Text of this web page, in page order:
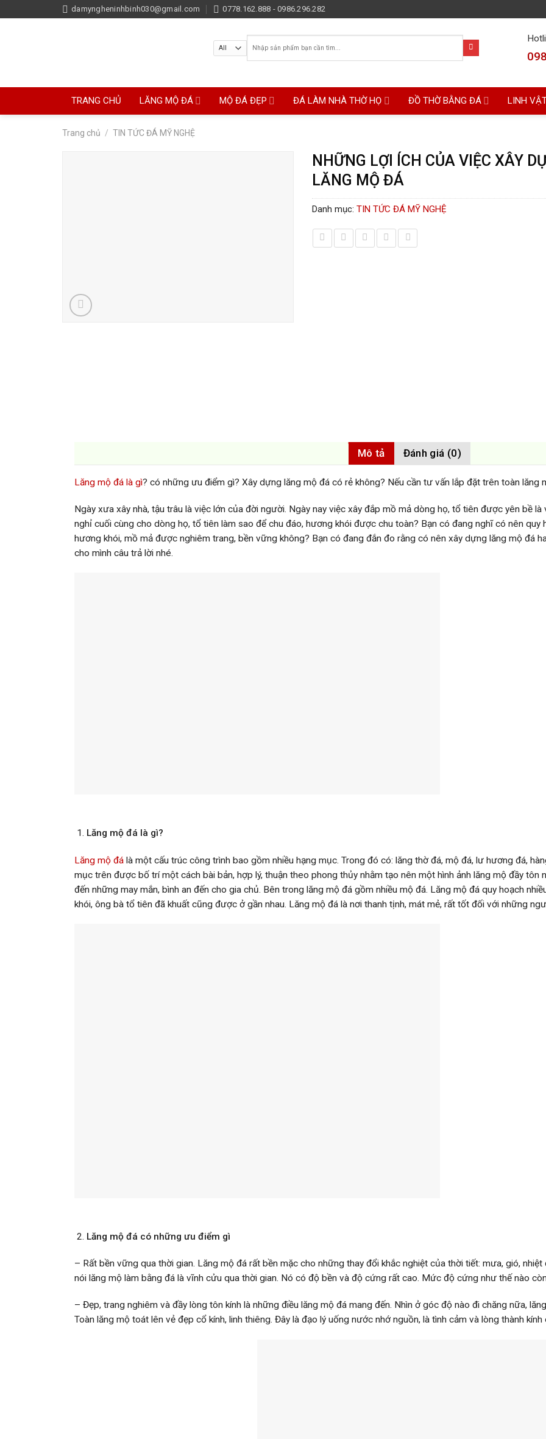
to
damyngheninhbinh030@gmail.com 0778.162.888 - 0986.296.282
Tìm
kiếm:
TRANG CHỦ LĂNG MỘ ĐÁ MỘ ĐÁ ĐẸP ĐÁ LÀM NHÀ THỜ HỌ ĐỒ THỜ BẰNG ĐÁ LINH
Trang chủ / TIN TỨC ĐÁ MỸ NGHỆ
NHỮNG LỢI ÍCH CỦA VIỆC XÂY
LĂNG MỘ ĐÁ
Danh mục: TIN TỨC ĐÁ MỸ NGHỆ
Mô tả Đánh giá (0)
Lăng mộ đá là gì? có những ưu điểm gì? Xây dựng lăng mộ đá có rẻ không? Nếu cần tư vấn lắp đặt trên toàn lăng
Ngày xưa xây nhà, tậu trâu là việc lớn của đời người. Ngày nay việc xây đắp mồ mả dòng họ, tổ tiên được yên bề
nghỉ cuối cùng cho dòng họ, tổ tiên làm sao để chu đáo, hương khói được chu toàn? Bạn có đang nghĩ có nên quy
hương khói, mồ mả được nghiêm trang, bền vững không? Bạn có đang đắn đo rằng có nên xây dựng lăng mộ đá
cho mình câu trả lời nhé.
Lăng mộ đá là gì?
Lăng mộ đá là một cấu trúc công trình bao gồm nhiều hạng mục. Trong đó có: lăng thờ đá, mộ đá, lư hương đá,
mục trên được bố trí một cách bài bản, hợp lý, thuận theo phong thủy nhằm tạo nên một hình ảnh lăng mộ đầy tôn
đến những may mắn, bình an đến cho gia chủ. Bên trong lăng mộ đá gồm nhiều mộ đá. Lăng mộ đá quy hoạch
khói, ông bà tổ tiên đã khuất cũng được ở gần nhau. Lăng mộ đá là nơi thanh tịnh, mát mẻ, rất tốt đối với những
Lăng mộ đá có những ưu điểm gì
– Rất bền vững qua thời gian. Lăng mộ đá rất bền mặc cho những thay đổi khắc nghiệt của thời tiết: mưa, gió,
nói lăng mộ làm bằng đá là vĩnh cửu qua thời gian. Nó có độ bền và độ cứng rất cao. Mức độ cứng như thế nào
– Đẹp, trang nghiêm và đầy lòng tôn kính là những điều lăng mộ đá mang đến. Nhìn ở góc độ nào đi chăng nữa,
Toàn lăng mộ toát lên vẻ đẹp cổ kính, linh thiêng. Đây là đạo lý uống nước nhớ nguồn, là tình cảm và lòng thành